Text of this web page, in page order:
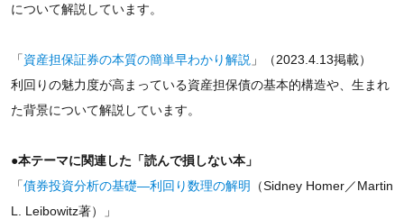
について解説しています。
「資産担保証券の本質の簡単早わかり解説 」（2023.4.13掲載）
利回りの魅力度が高まっている資産担保債の基本的構造や、生まれ
た背景について解説しています。
●本テーマに関連した「読んで損しない本」
「債券投資分析の基礎―利回り数理の解明
（Sidney Homer／Martin
L. Leibowitz著）」